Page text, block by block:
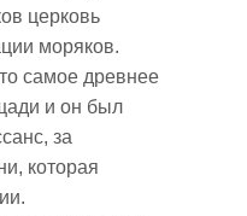
церковь
моряков.
самое древнее
и он был
за
которая